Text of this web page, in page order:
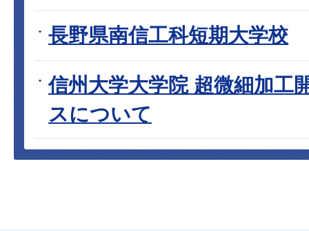
長野県南信工科短期大学校
信州大学大学院 超微細加工
スについて